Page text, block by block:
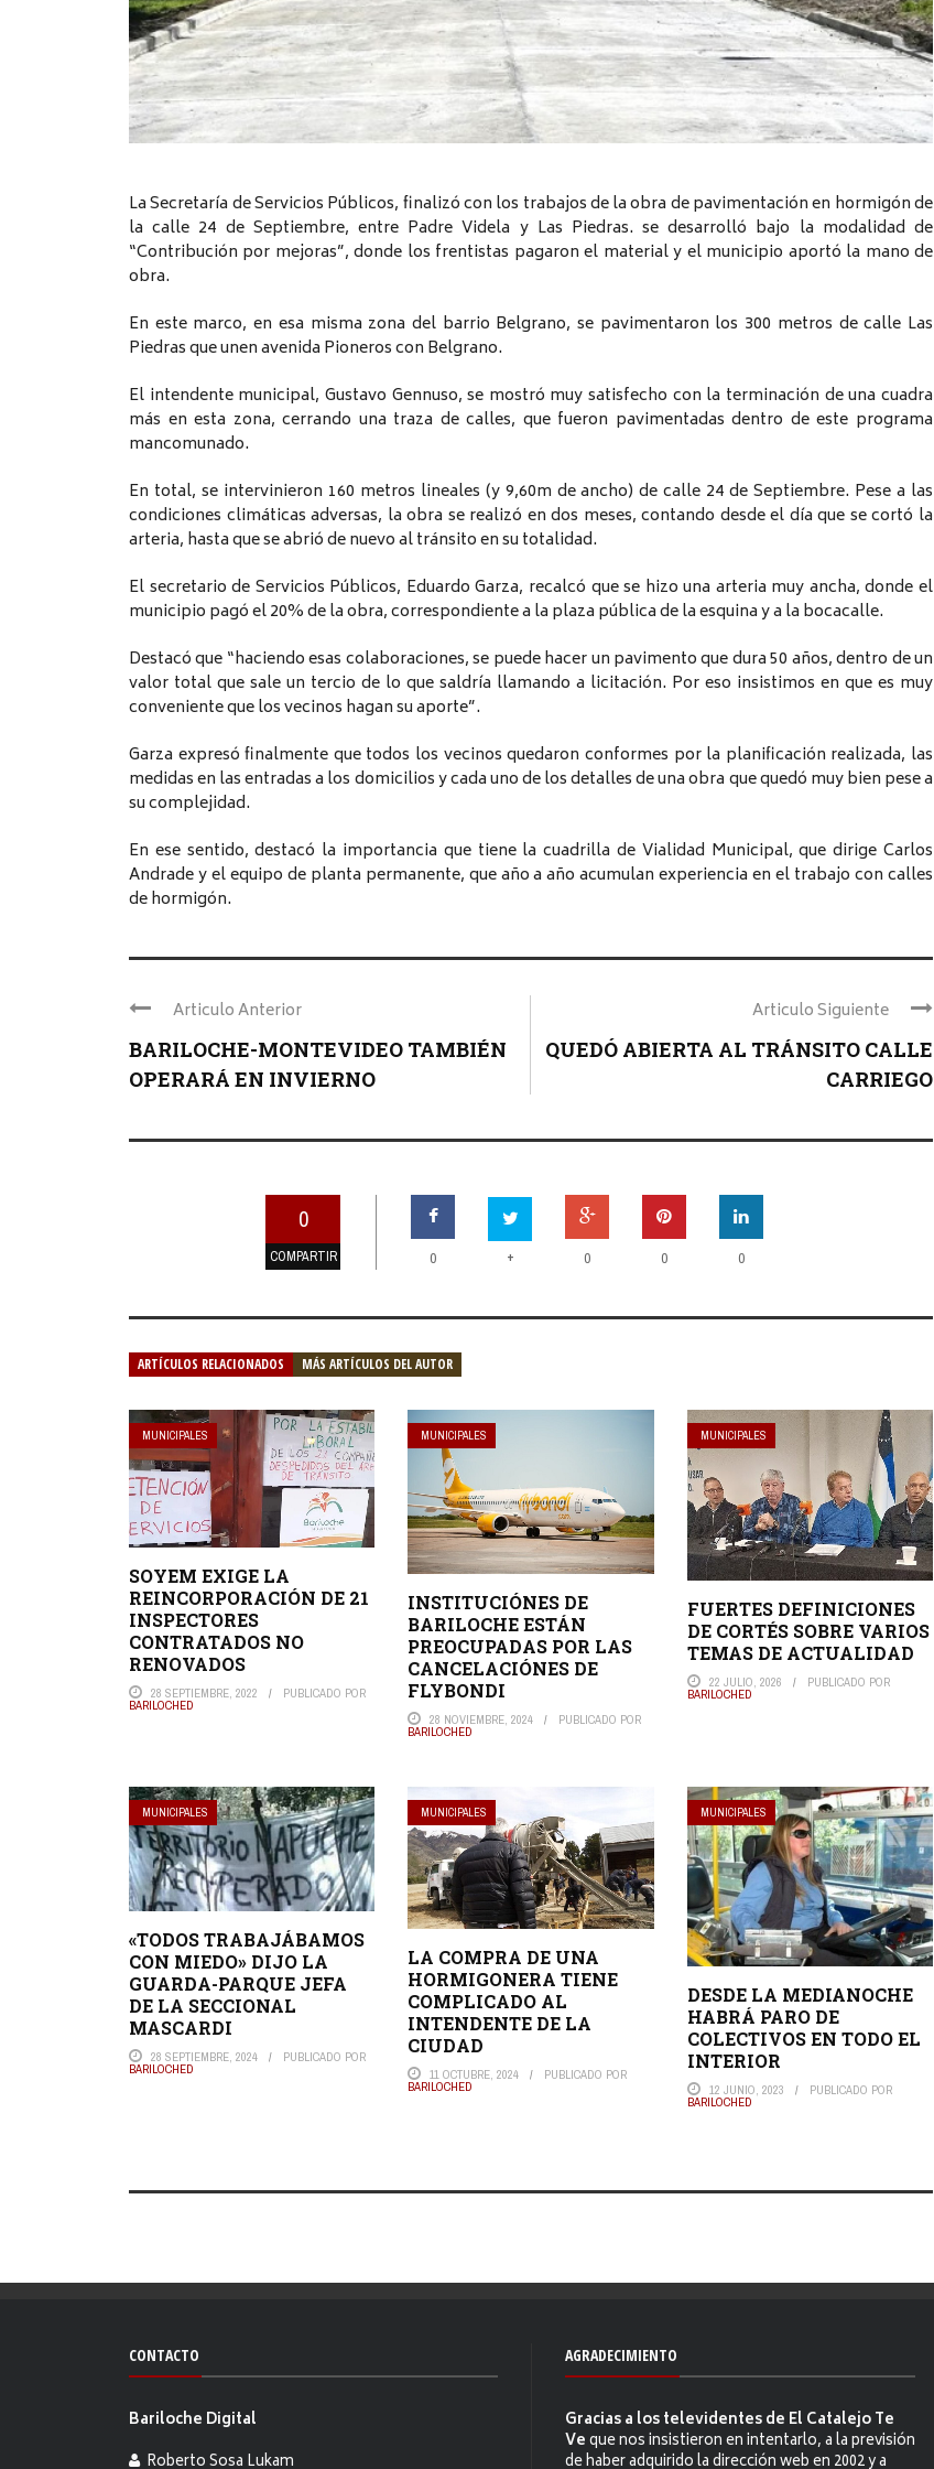
La Secretaría de Servicios Públicos, finalizó con los trabajos de la obra de pavimentación en hormigón de
la calle 24 de Septiembre, entre Padre Videla y Las Piedras. se desarrolló bajo la modalidad de
“Contribución por mejoras”, donde los frentistas pagaron el material y el municipio aportó la mano de
obra.
En este marco, en esa misma zona del barrio Belgrano, se pavimentaron los 300 metros de calle Las
Piedras que unen avenida Pioneros con Belgrano.
El intendente municipal, Gustavo Gennuso, se mostró muy satisfecho con la terminación de una cuadra
más en esta zona, cerrando una traza de calles, que fueron pavimentadas dentro de este programa
mancomunado.
En total, se intervinieron 160 metros lineales (y 9,60m de ancho) de calle 24 de Septiembre. Pese a las
condiciones climáticas adversas, la obra se realizó en dos meses, contando desde el día que se cortó la
arteria, hasta que se abrió de nuevo al tránsito en su totalidad.
El secretario de Servicios Públicos, Eduardo Garza, recalcó que se hizo una arteria muy ancha, donde el
municipio pagó el 20% de la obra, correspondiente a la plaza pública de la esquina y a la bocacalle.
Destacó que “haciendo esas colaboraciones, se puede hacer un pavimento que dura 50 años, dentro de un
valor total que sale un tercio de lo que saldría llamando a licitación. Por eso insistimos en que es muy
conveniente que los vecinos hagan su aporte”.
Garza expresó finalmente que todos los vecinos quedaron conformes por la planificación realizada, las
medidas en las entradas a los domicilios y cada uno de los detalles de una obra que quedó muy bien pese a
su complejidad.
En ese sentido, destacó la importancia que tiene la cuadrilla de Vialidad Municipal, que dirige Carlos
Andrade y el equipo de planta permanente, que año a año acumulan experiencia en el trabajo con calles
de hormigón.
Articulo Anterior
BARILOCHE-MONTEVIDEO TAMBIÉN
OPERARÁ EN INVIERNO
Articulo Siguiente
QUEDÓ ABIERTA AL TRÁNSITO CALLE
CARRIEGO
0
COMPARTIR 0 + 0 0 0
ARTÍCULOS RELACIONADOS MÁS ARTÍCULOS DEL AUTOR
MUNICIPALES
SOYEM EXIGE LA
REINCORPORACIÓN DE 21
INSPECTORES
CONTRATADOS NO
RENOVADOS
28 SEPTIEMBRE, 2022 PUBLICADO POR
BARILOCHED
MUNICIPALES
INSTITUCIÓNES DE
BARILOCHE ESTÁN
PREOCUPADAS POR LAS
CANCELACIÓNES DE
FLYBONDI
28 NOVIEMBRE, 2024 PUBLICADO POR
BARILOCHED
MUNICIPALES
FUERTES DEFINICIONES
DE CORTÉS SOBRE VARIOS
TEMAS DE ACTUALIDAD
22 JULIO, 2026 PUBLICADO POR
BARILOCHED
MUNICIPALES
«TODOS TRABAJÁBAMOS
CON MIEDO» DIJO LA
GUARDA-PARQUE JEFA
DE LA SECCIONAL
MASCARDI
28 SEPTIEMBRE, 2024 PUBLICADO POR
BARILOCHED
MUNICIPALES
LA COMPRA DE UNA
HORMIGONERA TIENE
COMPLICADO AL
INTENDENTE DE LA
CIUDAD
11 OCTUBRE, 2024 PUBLICADO POR
BARILOCHED
MUNICIPALES
DESDE LA MEDIANOCHE
HABRÁ PARO DE
COLECTIVOS EN TODO EL
INTERIOR
12 JUNIO, 2023 PUBLICADO POR
BARILOCHED
CONTACTO
Bariloche Digital
Roberto Sosa Lukam
AGRADECIMIENTO
Gracias a los televidentes de El Catalejo Te
Veque nos insistieron en intentarlo, a la previsión
de haber adquirido la dirección web en 2002 y a